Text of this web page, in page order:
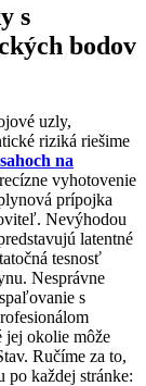
s
bodov
uzly,
riziká riešime
na
vyhotovenie
prípojka
Nevýhodou
latentné
tesnosť
Nesprávne
s
jej okolie môže
Ručíme za to,
po každej stránke: